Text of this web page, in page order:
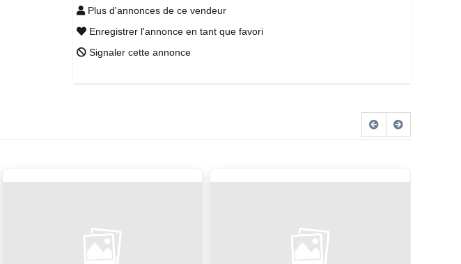
Plus d'annonces de ce vendeur
Enregistrer l'annonce en tant que favori
Signaler cette annonce